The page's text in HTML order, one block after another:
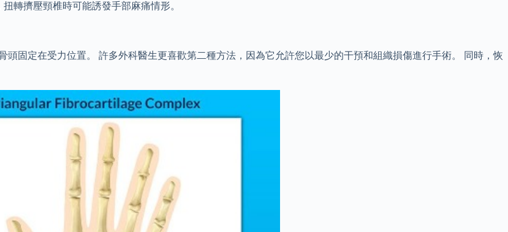
轉擠壓頸椎時可能誘發手部麻痛情形。
固定在受力位置。 許多外科醫生更喜歡第二種方法，因為它允許您以最少的干預和組織損傷進行手術。 同時，恢